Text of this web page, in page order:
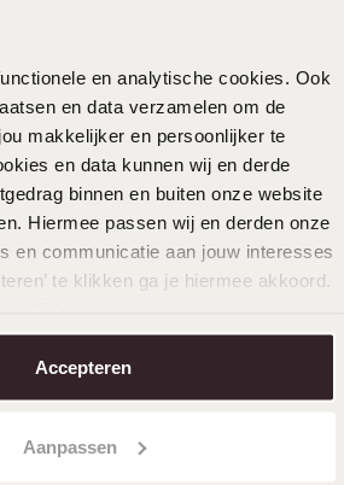
en analytische cookies. Ook
en data verzamelen om de
makkelijker en persoonlijker te
en data kunnen wij en derde
binnen en buiten onze website
Hiermee passen wij en derden onze
en communicatie aan jouw interesses
te klikken ga je hiermee akkoord.
.
Accepteren
Aanpassen